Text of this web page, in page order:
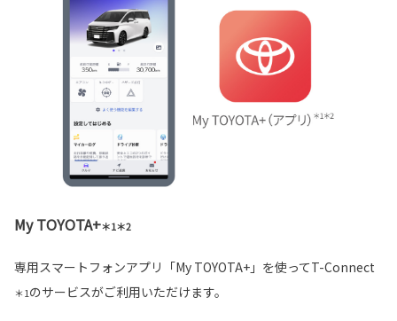
My TOYOTA+＊1＊2
専用スマートフォンアプリ「My TOYOTA+」を使ってT-Connect
＊1のサービスがご利用いただけます。